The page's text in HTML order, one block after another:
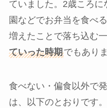
ていました。2歳ころ
園などでお弁当を食べ
増えたことで落ち込む一
ていった時期でもあり
食べない・偏食以外で
は、以下のとおりです。